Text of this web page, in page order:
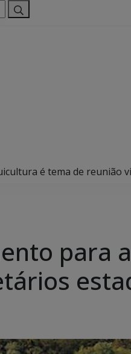
é tema de reunião
para